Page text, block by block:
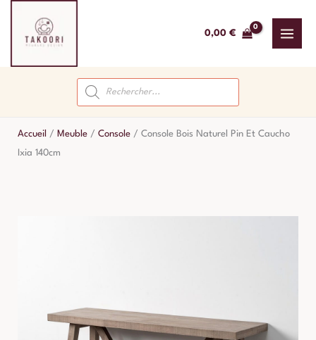
contenu
0,00 €
Recherche
de
produits
Accueil / Meuble / Console / Console Bois Naturel Pin Et Caucho
Ixia 140cm